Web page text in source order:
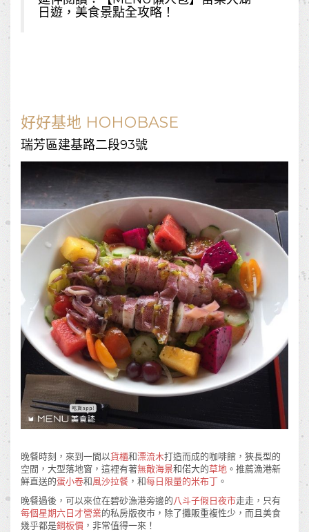
日遊，美食景點全攻略！
好好基地 HOHOBASE
瑞芳區建基路二段93號
晚餐時刻，來到一間以貨櫃和漂流木打造而成的咖啡館，狹長型的
空間，大型落地窗，這裡有著無敵海景和偌大的草地 。推薦漁港新
鮮直送的蛋小卷和風沙拉餐 ，和每日限量的米布丁 。
晚餐過後，可以來位在碧砂漁港旁邊的八斗子假日夜市走走，只有
每個星期六日才營業的私房版夜市，除了攤販重複性少，而且美食
幾乎都是銅板價 ，非常值得一來！